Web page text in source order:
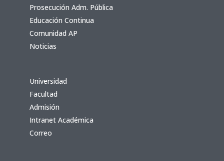
Prosecución Adm. Pública
Educación Continua
Comunidad AP
Noticias
Universidad
Facultad
Admisión
Intranet Académica
Correo